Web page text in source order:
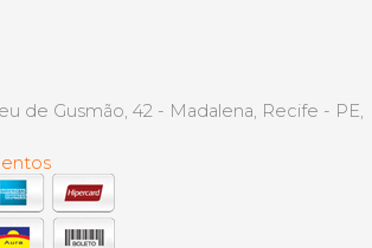
de Gusmão, 42 - Madalena, Recife - PE,